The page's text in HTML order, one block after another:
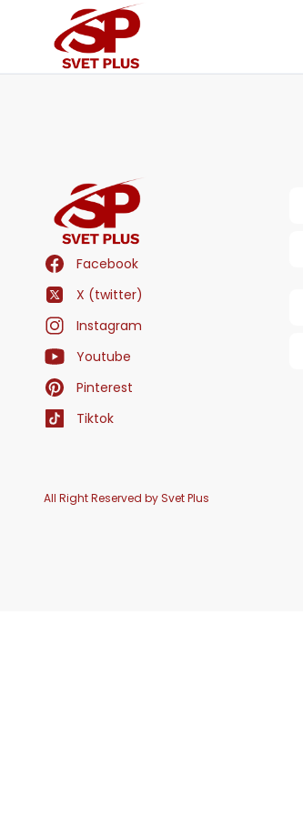
Facebook
X (twitter)
Instagram
Youtube
Pinterest
Tiktok
All Right Reserved by Svet Plus